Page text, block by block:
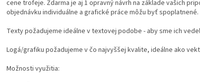
cene trofeje. Zdarma je aj 1 opravný návrh na základe vašich
objednávku individuálne a grafické práce môžu byť spoplatnené.
Texty požadujeme ideálne v textovej podobe - aby sme ich
Logá/grafiku požadujeme v čo najvyššej kvalite, ideálne ako
Možnosti využitia: